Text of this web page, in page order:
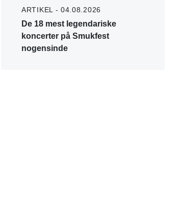
ARTIKEL - 04.08.2026
De 18 mest legendariske
koncerter på Smukfest
nogensinde